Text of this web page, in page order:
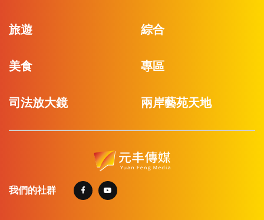
旅遊 綜合
美食 專區
司法放大鏡 兩岸藝苑天地
我們的社群